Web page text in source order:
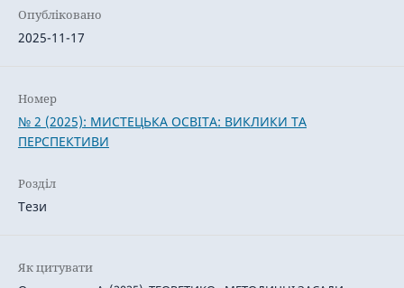
Опубліковано
2025-11-17
Номер
№ 2 (2025): МИСТЕЦЬКА ОСВІТА: ВИКЛИКИ ТА
ПЕРСПЕКТИВИ
Розділ
Тези
Як цитувати